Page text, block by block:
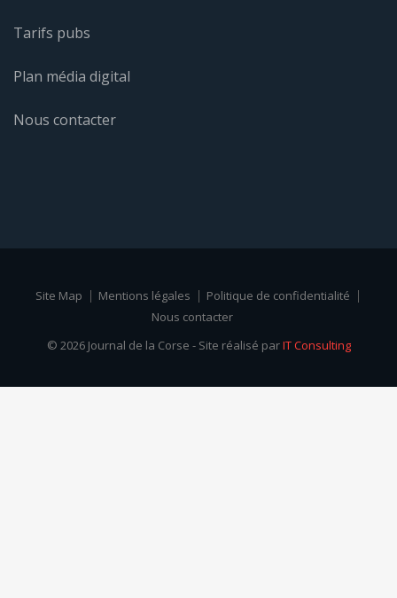
Tarifs pubs
Plan média digital
Nous contacter
Site Map Mentions légales
Politique de confidentialité
Nous contacter
© 2026 Journal de la Corse - Site réalisé parIT Consulting